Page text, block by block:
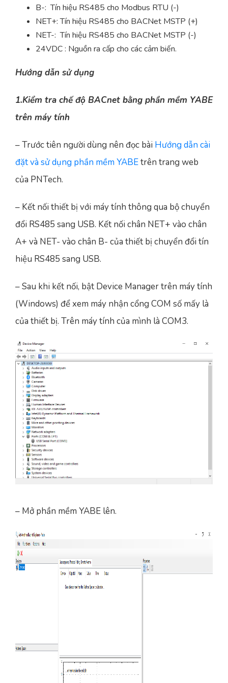
B-: Tín hiệu RS485 cho Modbus RTU (-)
NET+: Tín hiệu RS485 cho BACNet MSTP (+)
NET-: Tín hiệu RS485 cho BACNet MSTP (-)
24VDC : Nguồn ra cấp cho các cảm biến.
Hướng dẫn sử dụng
1.Kiểm tra chế độ BACnet bằng phần mềm YABE
trên máy tính
– Trước tiên người dùng nên đọc bài Hướng dẫn cài
đặt và sử dụng phần mềm YABEtrên trang web
của PNTech.
– Kết nối thiết bị với máy tính thông qua bộ chuyển
đổi RS485 sang USB. Kết nối chân NET+ vào chân
A+ và NET- vào chân B- của thiết bị chuyển đổi tín
hiệu RS485 sang USB.
– Sau khi kết nối, bật Device Manager trên máy tính
(Windows) để xem máy nhận cổng COM số mấy là
của thiết bị. Trên máy tính của mình là COM3.
– Mở phần mềm YABE lên.